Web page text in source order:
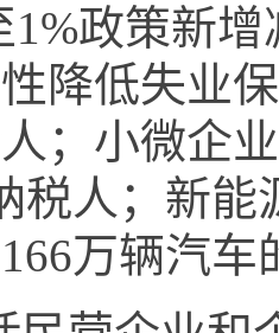
1%政策新增
降低失业
；小微企
税人；新能
166万辆汽车